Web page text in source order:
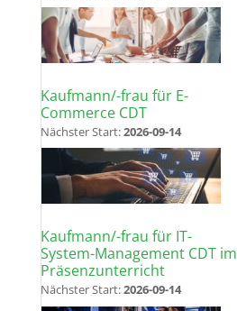
Kaufmann/-frau für E-
Commerce CDT
Nächster Start:2026-09-14
Kaufmann/-frau für IT-
System-Management CDT im
Präsenzunterricht
Nächster Start:2026-09-14